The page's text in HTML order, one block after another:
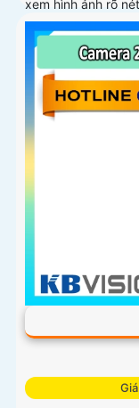
xem hình ảnh rõ